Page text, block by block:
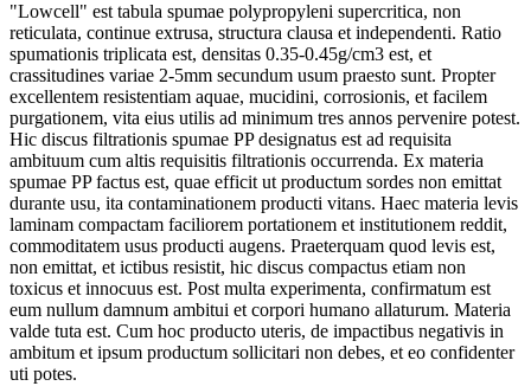
"Lowcell" est tabula spumae polypropyleni supercritica, non
reticulata, continue extrusa, structura clausa et independenti. Ratio
spumationis triplicata est, densitas 0.35-0.45g/cm3 est, et
crassitudines variae 2-5mm secundum usum praesto sunt. Propter
excellentem resistentiam aquae, mucidini, corrosionis, et facilem
purgationem, vita eius utilis ad minimum tres annos pervenire potest.
Hic discus filtrationis spumae PP designatus est ad requisita
ambituum cum altis requisitis filtrationis occurrenda. Ex materia
spumae PP factus est, quae efficit ut productum sordes non emittat
durante usu, ita contaminationem producti vitans. Haec materia levis
laminam compactam faciliorem portationem et institutionem reddit,
commoditatem usus producti augens. Praeterquam quod levis est,
non emittat, et ictibus resistit, hic discus compactus etiam non
toxicus et innocuus est. Post multa experimenta, confirmatum est
eum nullum damnum ambitui et corpori humano allaturum. Materia
valde tuta est. Cum hoc producto uteris, de impactibus negativis in
ambitum et ipsum productum sollicitari non debes, et eo confidenter
uti potes.